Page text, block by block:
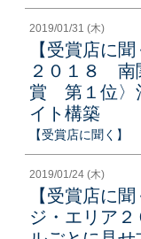
2019/01/31 (木)
【受賞店に
２０１８ 南
賞 第１位〉
イト構築
【受賞店に聞く】
2019/01/24 (木)
【受賞店に
ジ・エリア